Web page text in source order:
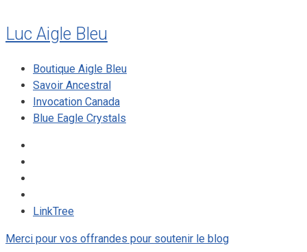
Luc Aigle Bleu
Boutique Aigle Bleu
Savoir Ancestral
Invocation Canada
Blue Eagle Crystals
LinkTree
Merci pour vos offrandes pour soutenir le blog